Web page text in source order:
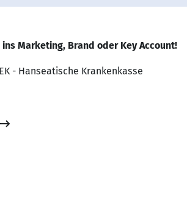
Marketing, Brand oder Key Account!
- Hanseatische Krankenkasse